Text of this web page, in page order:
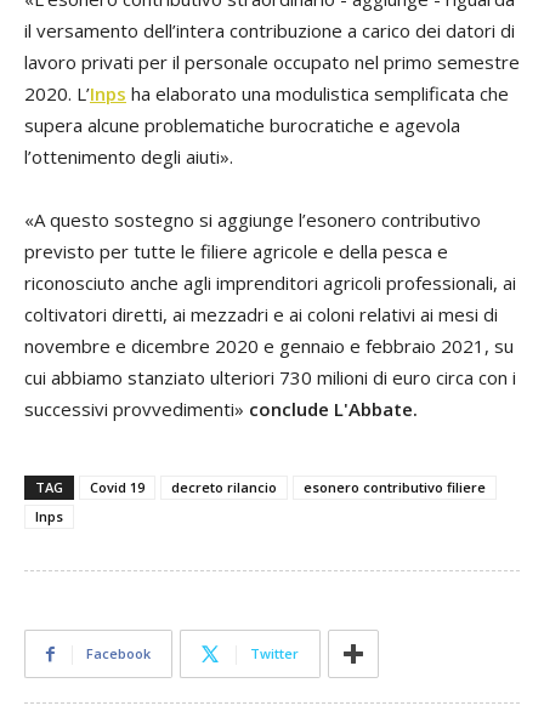
il versamento dell’intera contribuzione a carico dei datori di
lavoro privati per il personale occupato nel primo semestre
2020. L’Inps ha elaborato una modulistica semplificata che
supera alcune problematiche burocratiche e agevola
l’ottenimento degli aiuti».
«A questo sostegno si aggiunge l’esonero contributivo
previsto per tutte le filiere agricole e della pesca e
riconosciuto anche agli imprenditori agricoli professionali, ai
coltivatori diretti, ai mezzadri e ai coloni relativi ai mesi di
novembre e dicembre 2020 e gennaio e febbraio 2021, su
cui abbiamo stanziato ulteriori 730 milioni di euro circa con i
successivi provvedimenti» conclude L'Abbate.
TAG Covid 19 decreto rilancio
esonero contributivo filiere
Inps
Facebook Twitter